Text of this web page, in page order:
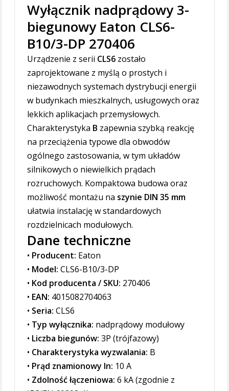
Wyłącznik nadprądowy 3-
biegunowy Eaton CLS6-
B10/3-DP 270406
Urządzenie z serii CLS6 zostało
zaprojektowane z myślą o prostych i
niezawodnych systemach dystrybucji energii
w budynkach mieszkalnych, usługowych oraz
lekkich aplikacjach przemysłowych.
Charakterystyka B zapewnia szybką reakcję
na przeciążenia typowe dla obwodów
ogólnego zastosowania, w tym układów
silnikowych o niewielkich prądach
rozruchowych. Kompaktowa budowa oraz
możliwość montażu na szynie DIN 35 mm
ułatwia instalację w standardowych
rozdzielnicach modułowych.
Dane techniczne
• Producent: Eaton
• Model: CLS6-B10/3-DP
• Kod producenta / SKU: 270406
• EAN: 4015082704063
• Seria: CLS6
• Typ wyłącznika: nadprądowy modułowy
• Liczba biegunów: 3P (trójfazowy)
• Charakterystyka wyzwalania: B
• Prąd znamionowy In: 10 A
• Zdolność łączeniowa: 6 kA (zgodnie z